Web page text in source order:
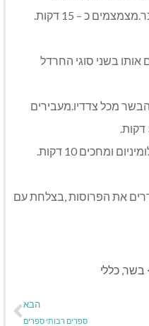
כ – 15 דקות.
בשני סוגי החרדל
מכל צדדיו.מעבירים
ומחכים 10 דקות.
את הפרוסות ,בצלחת עם
בשר,כללי
הבא
ספרים רבותי ספרים